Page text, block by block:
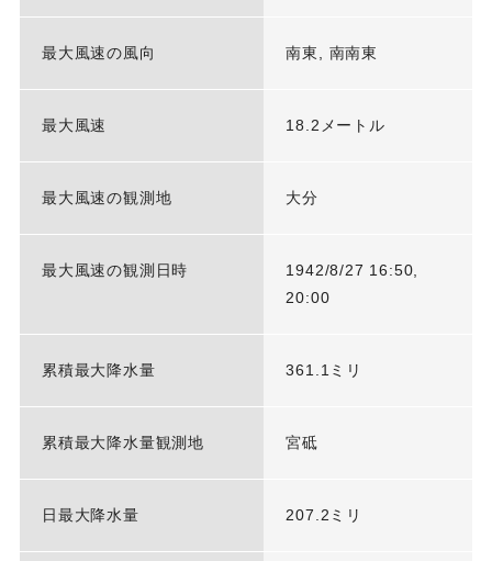
最大風速の風向 南東, 南南東
最大風速 18.2メートル
最大風速の観測地 大分
最大風速の観測日時
1942/8/27 16:50,
20:00
累積最大降水量 361.1ミリ
累積最大降水量観測地 宮砥
日最大降水量 207.2ミリ